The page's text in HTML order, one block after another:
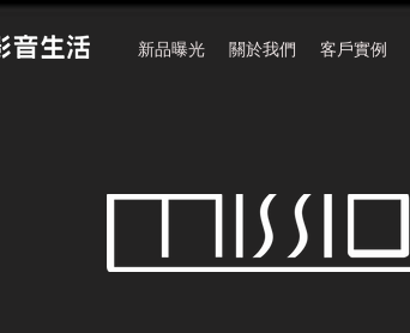
新品曝光 關於我們 客戶實例